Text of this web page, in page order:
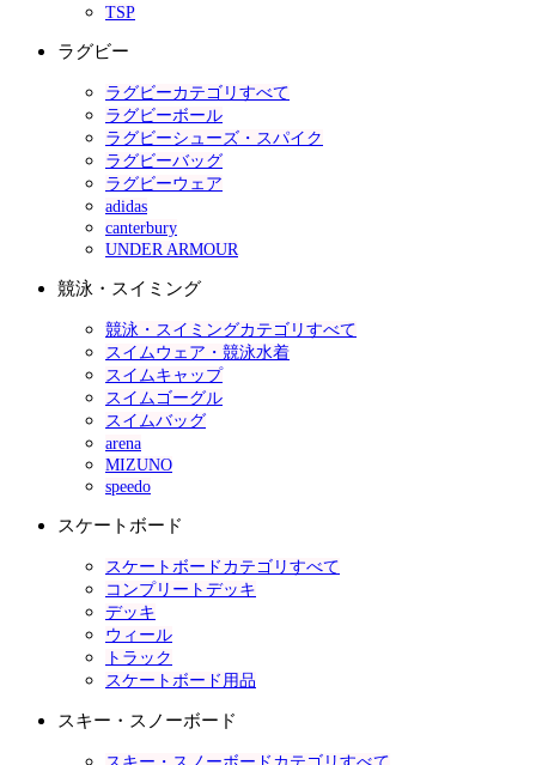
TSP
ラグビー
ラグビーカテゴリすべて
ラグビーボール
ラグビーシューズ・スパイク
ラグビーバッグ
ラグビーウェア
adidas
canterbury
UNDER ARMOUR
競泳・スイミング
競泳・スイミングカテゴリすべて
スイムウェア・競泳水着
スイムキャップ
スイムゴーグル
スイムバッグ
arena
MIZUNO
speedo
スケートボード
スケートボードカテゴリすべて
コンプリートデッキ
デッキ
ウィール
トラック
スケートボード用品
スキー・スノーボード